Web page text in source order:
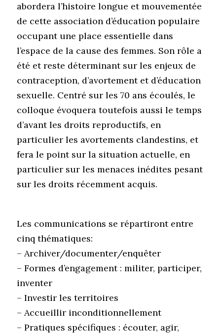
abordera l’histoire longue et mouvementée
de cette association d’éducation populaire
occupant une place essentielle dans
l’espace de la cause des femmes. Son rôle a
été et reste déterminant sur les enjeux de
contraception, d’avortement et d’éducation
sexuelle. Centré sur les 70 ans écoulés, le
colloque évoquera toutefois aussi le temps
d’avant les droits reproductifs, en
particulier les avortements clandestins, et
fera le point sur la situation actuelle, en
particulier sur les menaces inédites pesant
sur les droits récemment acquis.
Les communications se répartiront entre
cinq thématiques:
– Archiver/documenter/enquêter
– Formes d’engagement : militer, participer,
inventer
– Investir les territoires
– Accueillir inconditionnellement
– Pratiques spécifiques : écouter, agir,